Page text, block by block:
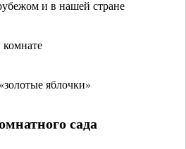
и в нашей стране
яблочки»
сада